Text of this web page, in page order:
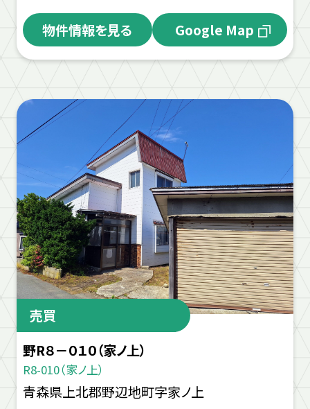
物件情報を見る Google Map
売買
野R８－０１０（家ノ上）
R8-010（家ノ上）
青森県上北郡野辺地町字家ノ上